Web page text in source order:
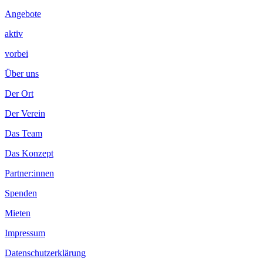
Angebote
aktiv
vorbei
Über uns
Der Ort
Der Verein
Das Team
Das Konzept
Partner:innen
Spenden
Mieten
Impressum
Datenschutzerklärung